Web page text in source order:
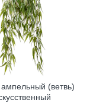
(ветвь)